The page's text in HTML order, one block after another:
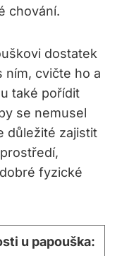
chování.
dostatek
ním, cvičte ho a
také pořídit
se nemusel
důležité zajistit
fyzické
u papouška: